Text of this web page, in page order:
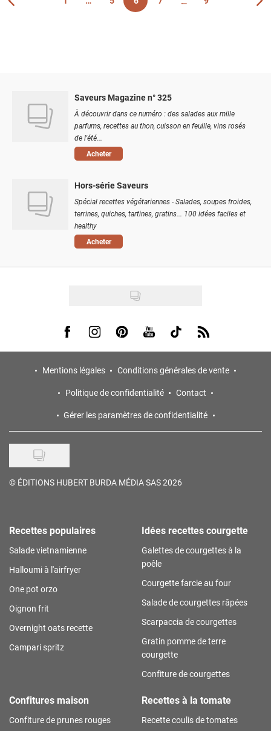
Vous êtes actuellement sur la page 6
Page Page Page Page Page
Saveurs Magazine n° 325
À découvrir dans ce numéro : des salades aux mille
parfums, recettes au thon, cuisson en feuille, vins rosés
de l'été...
Acheter
Hors-série Saveurs
Spécial recettes végétariennes - Salades, soupes froides,
terrines, quiches, tartines, gratins... 100 idées faciles et
healthy
Acheter
Visit us on Facebook
Visit us on Instagram
Visit us on Pinterest
Visit us on Youtube
Visit us on Tiktok
Visit us on Rss
Mentions légales
Conditions générales de vente
Politique de confidentialité
Contact
Gérer les paramètres de confidentialité
© ÉDITIONS HUBERT BURDA MÉDIA SAS 2026
Recettes populaires
Salade vietnamienne
Halloumi à l'airfryer
One pot orzo
Oignon frit
Overnight oats recette
Campari spritz
Idées recettes courgette
Galettes de courgettes à la
poêle
Courgette farcie au four
Salade de courgettes râpées
Scarpaccia de courgettes
Gratin pomme de terre
courgette
Confiture de courgettes
Confitures maison
Confiture de prunes rouges
Recettes à la tomate
Recette coulis de tomates